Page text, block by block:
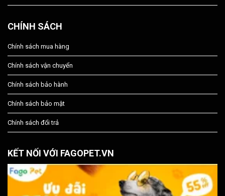
CHÍNH SÁCH
Chính sách mua hàng
Chính sách vận chuyển
Chính sách bảo hành
Chính sách bảo mật
Chính sách đổi trả
KẾT NỐI VỚI FAGOPET.VN